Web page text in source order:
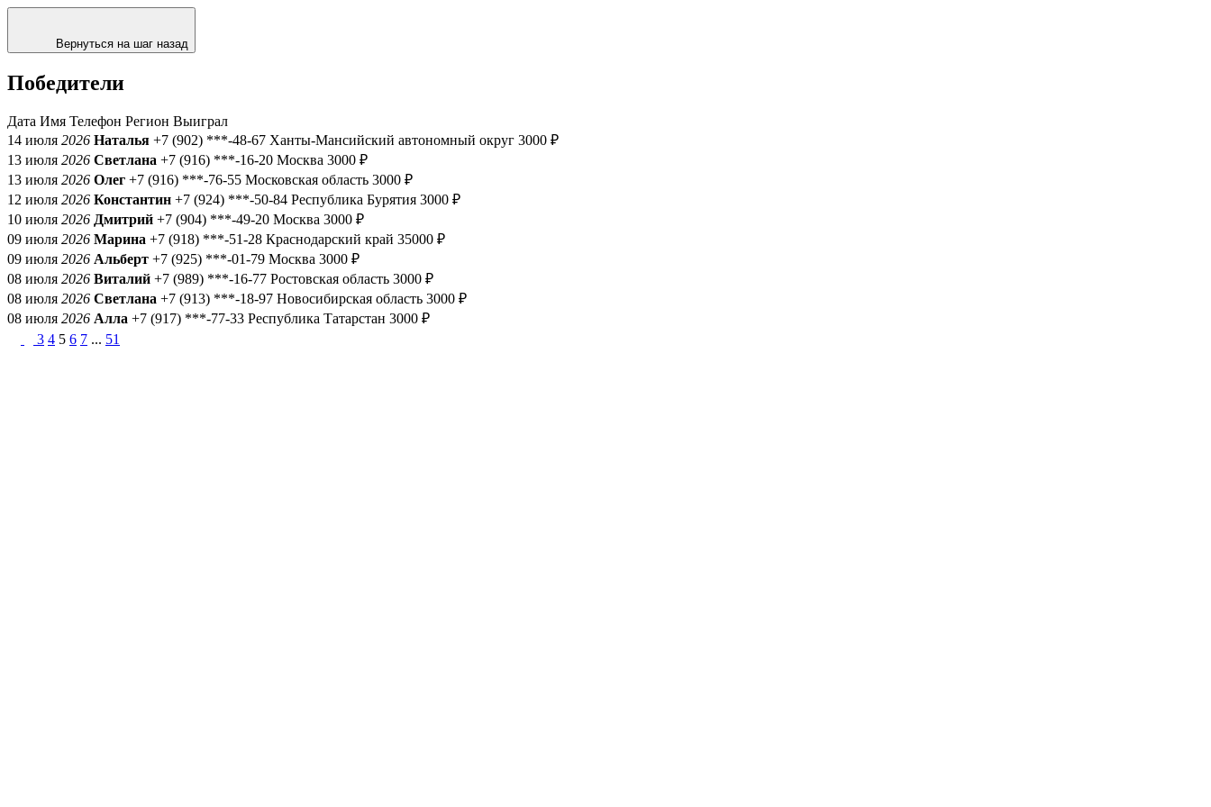
Вернуться на шаг назад
Победители
Дата Имя Телефон Регион Выиграл
14 июля 2026 Наталья +7 (902) ***-48-67 Ханты-Мансийский автономный округ 3000 ₽
13 июля 2026 Светлана +7 (916) ***-16-20 Москва 3000 ₽
13 июля 2026 Олег +7 (916) ***-76-55 Московская область 3000 ₽
12 июля 2026 Константин +7 (924) ***-50-84 Республика Бурятия 3000 ₽
10 июля 2026 Дмитрий +7 (904) ***-49-20 Москва 3000 ₽
09 июля 2026 Марина +7 (918) ***-51-28 Краснодарский край 35000 ₽
09 июля 2026 Альберт +7 (925) ***-01-79 Москва 3000 ₽
08 июля 2026 Виталий +7 (989) ***-16-77 Ростовская область 3000 ₽
08 июля 2026 Светлана +7 (913) ***-18-97 Новосибирская область 3000 ₽
08 июля 2026 Алла +7 (917) ***-77-33 Республика Татарстан 3000 ₽
3 4 5 6 7 ... 51